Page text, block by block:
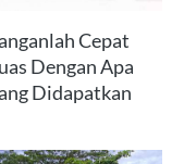
Cepat
Dengan Apa
Didapatkan